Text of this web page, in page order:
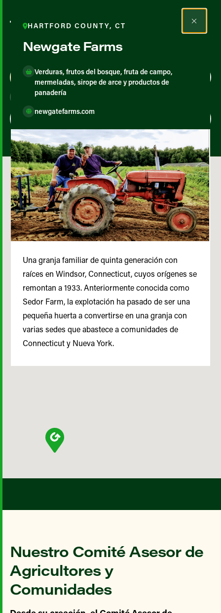
Todos los agricultores y
productores
Map View List View
Nuestro Comité Asesor de
Agricultores y
Comunidades
HARTFORD COUNTY, CT
Newgate Farms
Verduras, frutos del bosque, fruta de campo,
mermeladas, sirope de arce y productos de
panadería
newgatefarms.com
Una granja familiar de quinta generación con
raíces en Windsor, Connecticut, cuyos orígenes se
remontan a 1933. Anteriormente conocida como
Sedor Farm, la explotación ha pasado de ser una
pequeña huerta a convertirse en una granja con
varias sedes que abastece a comunidades de
Connecticut y Nueva York.